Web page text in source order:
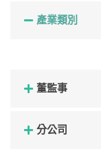
產業類別
董監事
分公司